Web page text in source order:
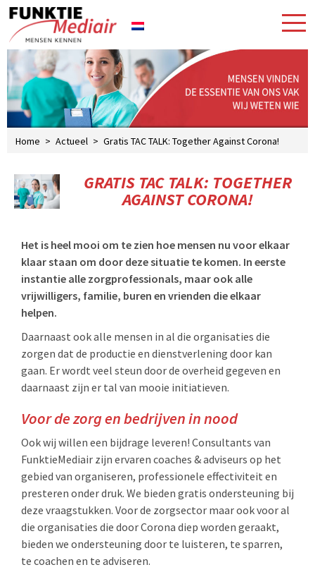
Home > Actueel > Gratis TAC TALK: Together Against Corona!
GRATIS TAC TALK: TOGETHER
AGAINST CORONA!
Het is heel mooi om te zien hoe mensen nu voor elkaar
klaar staan om door deze situatie te komen. In eerste
instantie alle zorgprofessionals, maar ook alle
vrijwilligers, familie, buren en vrienden die elkaar
helpen.
Daarnaast ook alle mensen in al die organisaties die
zorgen dat de productie en dienstverlening door kan
gaan. Er wordt veel steun door de overheid gegeven en
daarnaast zijn er tal van mooie initiatieven.
Voor de zorg en bedrijven in nood
Ook wij willen een bijdrage leveren! Consultants van
FunktieMediair zijn ervaren coaches & adviseurs op het
gebied van organiseren, professionele effectiviteit en
presteren onder druk. We bieden gratis ondersteuning bij
deze vraagstukken. Voor de zorgsector maar ook voor al
die organisaties die door Corona diep worden geraakt,
bieden we ondersteuning door te luisteren, te sparren,
te coachen en te adviseren.